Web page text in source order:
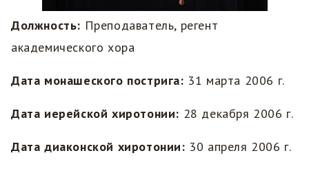
Должность: Преподаватель, регент
академического хора
Дата монашеского пострига: 31 марта 2006 г.
Дата иерейской хиротонии: 28 декабря 2006 г.
Дата диаконской хиротонии: 30 апреля 2006 г.